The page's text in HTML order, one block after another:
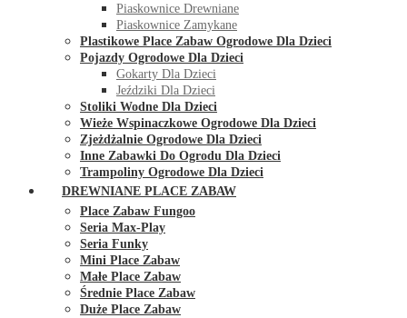
Piaskownice Drewniane
Piaskownice Zamykane
Plastikowe Place Zabaw Ogrodowe Dla Dzieci
Pojazdy Ogrodowe Dla Dzieci
Gokarty Dla Dzieci
Jeździki Dla Dzieci
Stoliki Wodne Dla Dzieci
Wieże Wspinaczkowe Ogrodowe Dla Dzieci
Zjeżdżalnie Ogrodowe Dla Dzieci
Inne Zabawki Do Ogrodu Dla Dzieci
Trampoliny Ogrodowe Dla Dzieci
DREWNIANE PLACE ZABAW
Place Zabaw Fungoo
Seria Max-Play
Seria Funky
Mini Place Zabaw
Małe Place Zabaw
Średnie Place Zabaw
Duże Place Zabaw